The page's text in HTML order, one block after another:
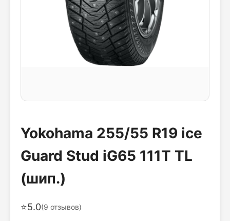
Yokohama 255/55 R19 ice
Guard Stud iG65 111T TL
(шип.)
⭐5.0(9 отзывов)